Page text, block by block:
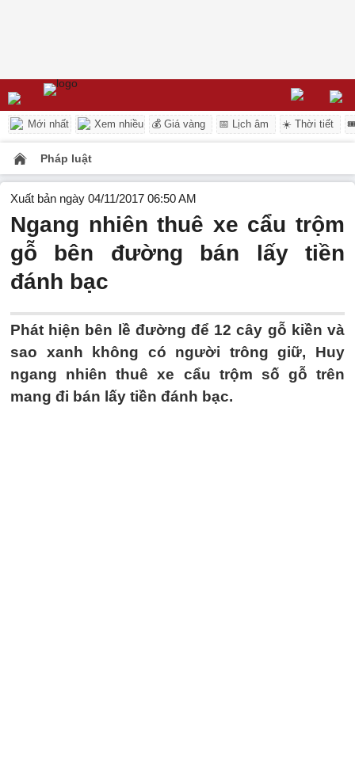
Mới nhất Xem nhiều 💰 Giá vàng 📅 Lịch âm ☀️ Thời tiết
Pháp luật
Xuất bản ngày 04/11/2017 06:50 AM
Ngang nhiên thuê xe cẩu trộm
gỗ bên đường bán lấy tiền
đánh bạc
Phát hiện bên lề đường để 12 cây gỗ kiền và
sao xanh không có người trông giữ, Huy
ngang nhiên thuê xe cẩu trộm số gỗ trên
mang đi bán lấy tiền đánh bạc.